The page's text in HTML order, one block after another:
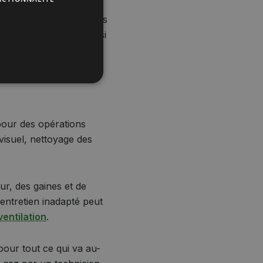
des grands écarts
Sachez aussi
des opérations
nettoyage des
des gaines et de
inadapté peut
.
tout ce qui va au-